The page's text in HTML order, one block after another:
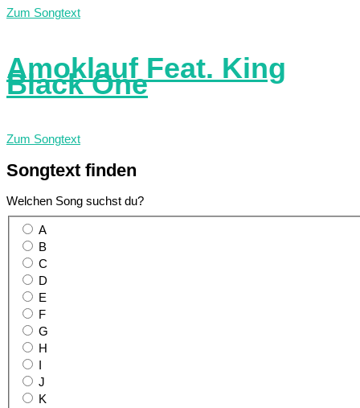
Zum Songtext
Amoklauf Feat. King
Black One
Zum Songtext
Songtext finden
Welchen Song suchst du?
A
B
C
D
E
F
G
H
J
K